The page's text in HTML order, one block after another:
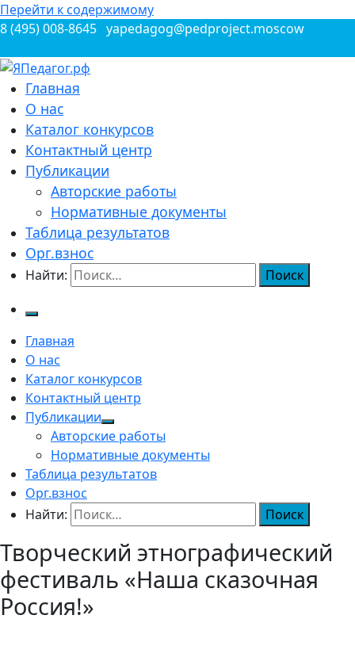
Перейти к содержимому
8 (495) 008-8645 yapedagog@pedproject.moscow
ЯПедагог.рф
Всероссийские конкурсы для педагогов
Главная
О нас
Каталог конкурсов
Контактный центр
Публикации
Авторские работы
Нормативные документы
Таблица результатов
Орг.взнос
Найти:
Главная
О нас
Каталог конкурсов
Контактный центр
Публикации
Авторские работы
Нормативные документы
Таблица результатов
Орг.взнос
Найти:
Творческий этнографический
фестиваль «Наша сказочная
Россия!»